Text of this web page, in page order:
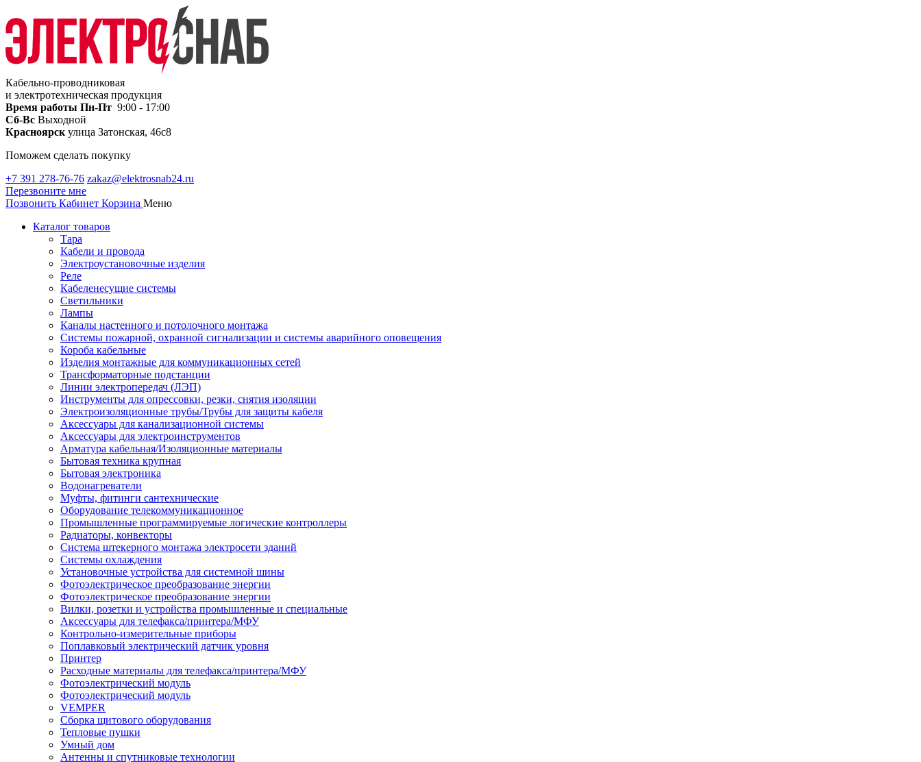
Кабельно-проводниковая
и электротехническая продукция
Время работы Пн-Пт 9:00 - 17:00
Сб-Вс Выходной
Красноярск улица Затонская, 46с8
Поможем сделать покупку
+7 391 278-76-76 zakaz@elektrosnab24.ru
Перезвоните мне
Позвонить Кабинет Корзина Меню
Каталог товаров
Тара
Кабели и провода
Электроустановочные изделия
Реле
Кабеленесущие системы
Светильники
Лампы
Каналы настенного и потолочного монтажа
Системы пожарной, охранной сигнализации и системы аварийного оповещения
Короба кабельные
Изделия монтажные для коммуникационных сетей
Трансформаторные подстанции
Линии электропередач (ЛЭП)
Инструменты для опрессовки, резки, снятия изоляции
Электроизоляционные трубы/Трубы для защиты кабеля
Аксессуары для канализационной системы
Аксессуары для электроинструментов
Арматура кабельная/Изоляционные материалы
Бытовая техника крупная
Бытовая электроника
Водонагреватели
Муфты, фитинги сантехнические
Оборудование телекоммуникационное
Промышленные программируемые логические контроллеры
Радиаторы, конвекторы
Система штекерного монтажа электросети зданий
Системы охлаждения
Установочные устройства для системной шины
Фотоэлектрическое преобразование энергии
Фотоэлектрическое преобразование энергии
Вилки, розетки и устройства промышленные и специальные
Аксессуары для телефакса/принтера/МФУ
Контрольно-измерительные приборы
Поплавковый электрический датчик уровня
Принтер
Расходные материалы для телефакса/принтера/МФУ
Фотоэлектрический модуль
Фотоэлектрический модуль
VEMPER
Сборка щитового оборудования
Тепловые пушки
Умный дом
Антенны и спутниковые технологии